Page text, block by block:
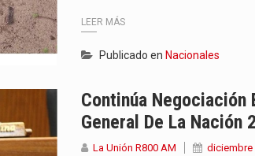
LEER MÁS
Publicado en Nacionales
Continúa Negociación
General De La Nación
La Unión R800 AM diciembre